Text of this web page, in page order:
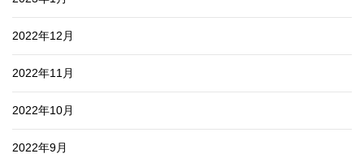
2022年12月
2022年11月
2022年10月
2022年9月